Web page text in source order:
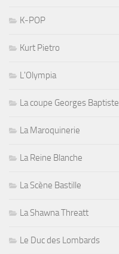
K-POP
Kurt Pietro
L'Olympia
La coupe Georges Baptiste
La Maroquinerie
La Reine Blanche
La Scène Bastille
La Shawna Threatt
Le Duc des Lombards